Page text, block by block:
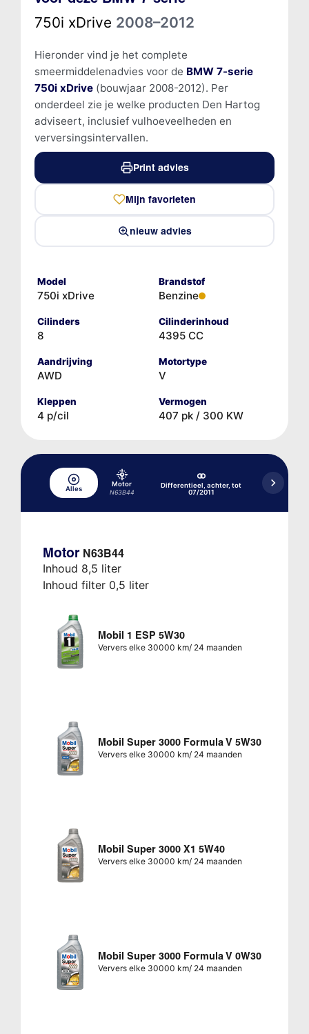
750i xDrive 2008–2012
Hieronder vind je het complete
smeermiddelenadvies voor de BMW 7-serie
750i xDrive(bouwjaar 2008-2012). Per
onderdeel zie je welke producten Den Hartog
adviseert, inclusief vulhoeveelheden en
verversingsintervallen.
Print advies
Mijn favorieten
nieuw advies
Model
750i xDrive
Brandstof
Benzine
Cilinders
8
Cilinderinhoud
4395 CC
Aandrijving
AWD
Motortype
V
Kleppen
4 p/cil
Vermogen
407 pk / 300 KW
Alles
Motor
N63B44
Differentieel, achter, tot
07/2011
Motor N63B44
Inhoud 8,5 liter
Inhoud filter 0,5 liter
Mobil 1 ESP 5W30
Ververs elke 30000 km/ 24 maanden
Mobil Super 3000 Formula V 5W30
Ververs elke 30000 km/ 24 maanden
Mobil Super 3000 X1 5W40
Ververs elke 30000 km/ 24 maanden
Mobil Super 3000 Formula V 0W30
Ververs elke 30000 km/ 24 maanden